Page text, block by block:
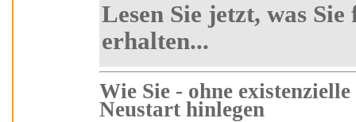
Lesen Sie jetzt, was Sie für 7,95 Euro alles
erhalten...
Wie Sie - ohne existenzielle Sorgen - einen beruflichen
Neustart hinlegen